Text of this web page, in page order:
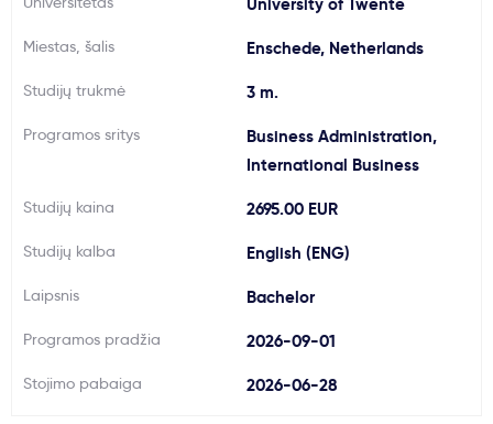
Paslaugos
Miestas, šalis Enschede, Netherlands
Studijų trukmė 3 m.
Programos sritys
Business Administration,
International Business
Studijų kaina 2695.00 EUR
Studijų kalba English (ENG)
Laipsnis Bachelor
Programos pradžia 2026-09-01
Stojimo pabaiga 2026-06-28